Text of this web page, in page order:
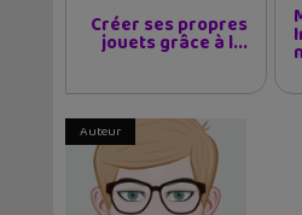
Créer ses propres
jouets grâce à l...
Auteur